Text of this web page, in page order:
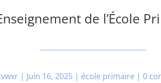
de l’École
| Juin 16, 2025 | école primaire | 0